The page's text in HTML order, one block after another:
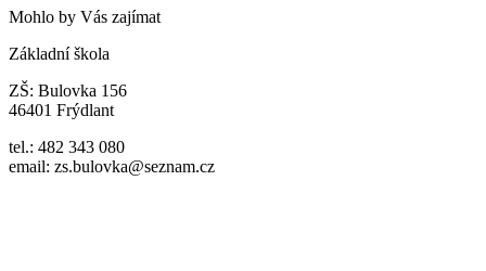
Mohlo by Vás zajímat
Základní škola
ZŠ: Bulovka 156
46401 Frýdlant
tel.: 482 343 080
email: zs.bulovka@seznam.cz